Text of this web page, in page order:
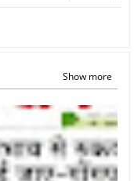
Show more